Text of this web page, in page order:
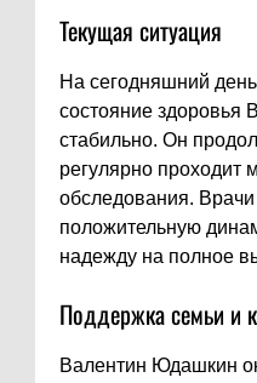
Текущая ситуация
На сегодняшний
состояние
стабильно. Он
регулярно проходит
обследования.
положительную
надежду на полное
Поддержка семьи и
Валентин Юдашкин